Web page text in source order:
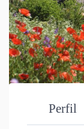
Perfil